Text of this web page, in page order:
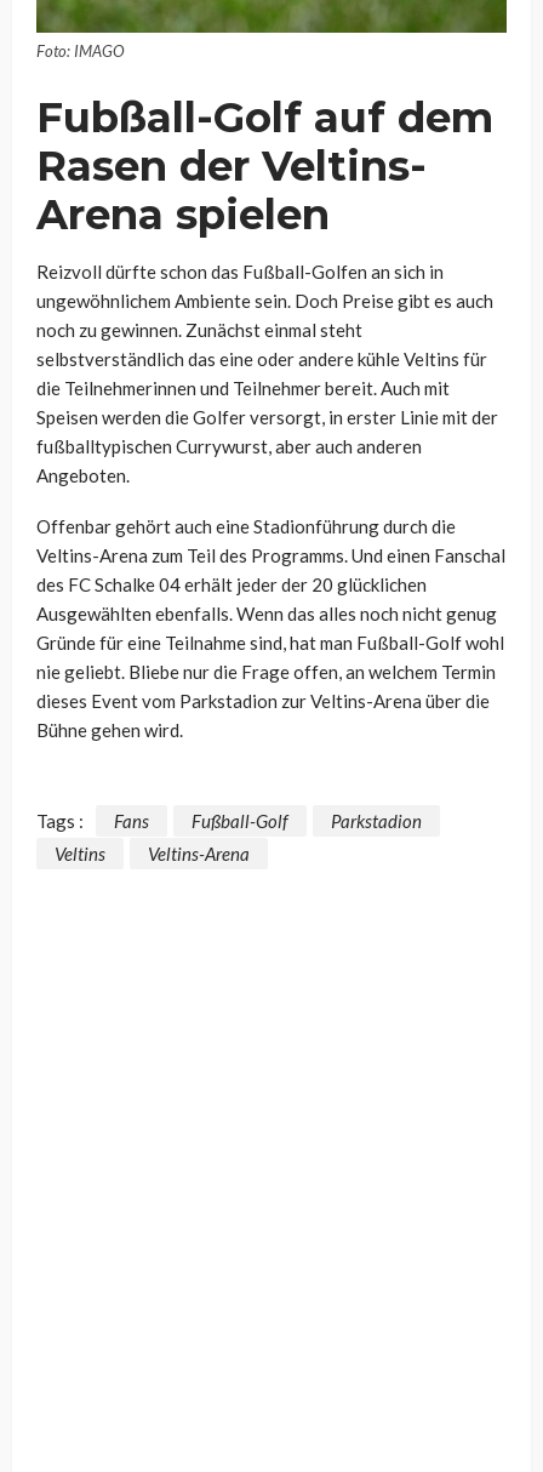
Foto: IMAGO
Fubßall-Golf auf dem
Rasen der Veltins-
Arena spielen
Reizvoll dürfte schon das Fußball-Golfen an sich in
ungewöhnlichem Ambiente sein. Doch Preise gibt es auch
noch zu gewinnen. Zunächst einmal steht
selbstverständlich das eine oder andere kühle Veltins für
die Teilnehmerinnen und Teilnehmer bereit. Auch mit
Speisen werden die Golfer versorgt, in erster Linie mit der
fußballtypischen Currywurst, aber auch anderen
Angeboten.
Offenbar gehört auch eine Stadionführung durch die
Veltins-Arena zum Teil des Programms. Und einen Fanschal
des FC Schalke 04 erhält jeder der 20 glücklichen
Ausgewählten ebenfalls. Wenn das alles noch nicht genug
Gründe für eine Teilnahme sind, hat man Fußball-Golf wohl
nie geliebt. Bliebe nur die Frage offen, an welchem Termin
dieses Event vom Parkstadion zur Veltins-Arena über die
Bühne gehen wird.
Tags : Fans Fußball-Golf
Parkstadion
Veltins
Veltins-Arena